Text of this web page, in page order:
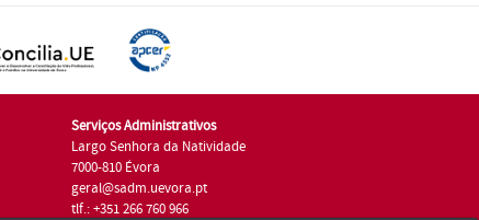
Serviços Administrativos
Largo Senhora da Natividade
7000-810 Évora
geral@sadm.uevora.pt
tlf.: +351 266 760 966